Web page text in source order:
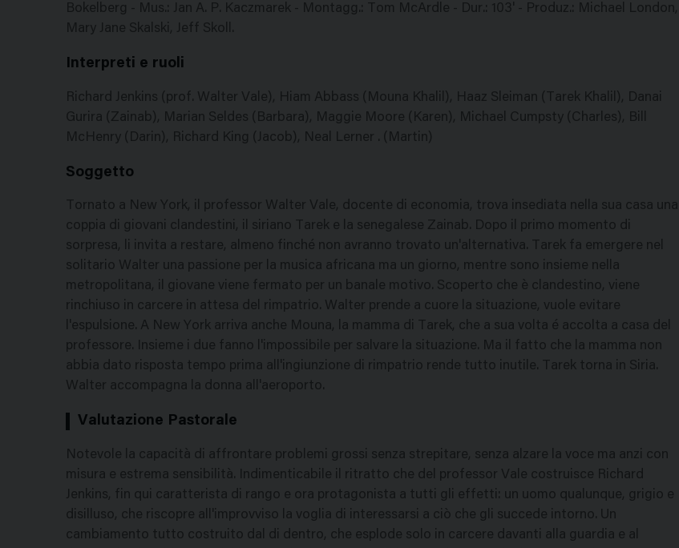
Bokelberg - Mus.: Jan A. P. Kaczmarek - Montagg.: Tom McArdle - Dur.: 103' - Produz.: Michael London,
Mary Jane Skalski, Jeff Skoll.
Interpreti e ruoli
Richard Jenkins (prof. Walter Vale), Hiam Abbass (Mouna Khalil), Haaz Sleiman (Tarek Khalil), Danai
Gurira (Zainab), Marian Seldes (Barbara), Maggie Moore (Karen), Michael Cumpsty (Charles), Bill
McHenry (Darin), Richard King (Jacob), Neal Lerner . (Martin)
Soggetto
Tornato a New York, il professor Walter Vale, docente di economia, trova insediata nella sua casa una
coppia di giovani clandestini, il siriano Tarek e la senegalese Zainab. Dopo il primo momento di
sorpresa, li invita a restare, almeno finché non avranno trovato un'alternativa. Tarek fa emergere nel
solitario Walter una passione per la musica africana ma un giorno, mentre sono insieme nella
metropolitana, il giovane viene fermato per un banale motivo. Scoperto che è clandestino, viene
rinchiuso in carcere in attesa del rimpatrio. Walter prende a cuore la situazione, vuole evitare
l'espulsione. A New York arriva anche Mouna, la mamma di Tarek, che a sua volta é accolta a casa del
professore. Insieme i due fanno l'impossibile per salvare la situazione. Ma il fatto che la mamma non
abbia dato risposta tempo prima all'ingiunzione di rimpatrio rende tutto inutile. Tarek torna in Siria.
Walter accompagna la donna all'aeroporto.
Valutazione Pastorale
Notevole la capacità di affrontare problemi grossi senza strepitare, senza alzare la voce ma anzi con
misura e estrema sensibilità. Indimenticabile il ritratto che del professor Vale costruisce Richard
Jenkins, fin qui caratterista di rango e ora protagonista a tutti gli effetti: un uomo qualunque, grigio e
disilluso, che riscopre all'improvviso la voglia di interessarsi a ciò che gli succede intorno. Un
cambiamento tutto costruito dal di dentro, che esplode solo in carcere davanti alla guardia e al